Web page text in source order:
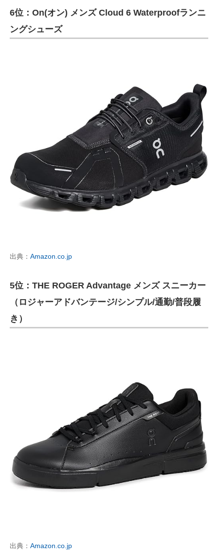
6位：On(オン) メンズ Cloud 6 Waterproofランニ
ングシューズ
出典： Amazon.co.jp
5位：THE ROGER Advantage メンズ スニーカー
（ロジャーアドバンテージ/シンプル/通勤/普段履
き）
出典： Amazon.co.jp